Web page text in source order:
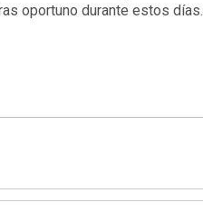
oportuno durante estos días.